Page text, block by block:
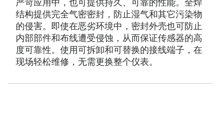
结构提供完全气密密封，防止湿气和其它污染物
的侵害。即使在恶劣环境中，密封外壳也可防止
内部部件和布线遭受侵蚀，从而保证传感器的高
度可靠性。使用可拆卸和可替换的接线端子，在
现场轻松维修，无需更换整个仪表。